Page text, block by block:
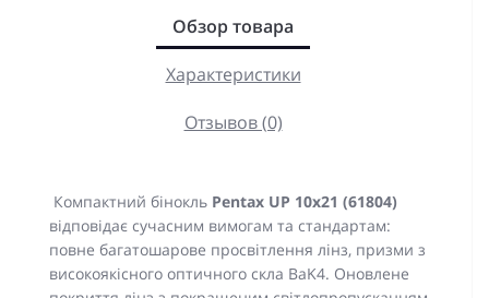
Обзор товара
Характеристики
Отзывов (0)
Компактний бінокль Pentax UP 10x21 (61804)
відповідає сучасним вимогам та стандартам:
повне багатошарове просвітлення лінз, призми з
високоякісного оптичного скла BaK4. Оновлене